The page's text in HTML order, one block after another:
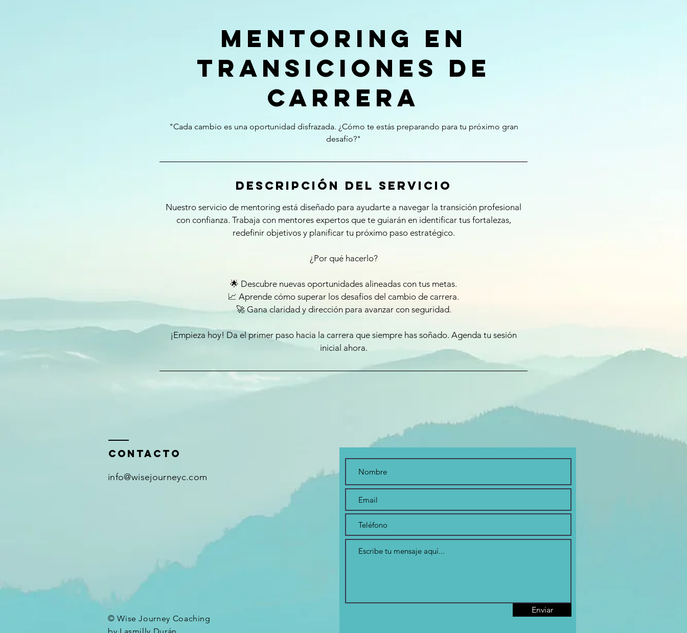
Mentoring en
Transiciones de
Carrera
"Cada cambio es una oportunidad disfrazada. ¿Cómo te estás preparando para tu próximo gran
desafío?"
Descripción del servicio
Nuestro servicio de mentoring está diseñado para ayudarte a navegar la transición profesional
con confianza. Trabaja con mentores expertos que te guiarán en identificar tus fortalezas,
redefinir objetivos y planificar tu próximo paso estratégico.
¿Por qué hacerlo?
🌟 Descubre nuevas oportunidades alineadas con tus metas.
📈 Aprende cómo superar los desafíos del cambio de carrera.
🚀 Gana claridad y dirección para avanzar con seguridad.
¡Empieza hoy! Da el primer paso hacia la carrera que siempre has soñado. Agenda tu sesión
inicial ahora.
ContactO
info@wisejourneyc.com
© Wise Journey Coaching
Enviar